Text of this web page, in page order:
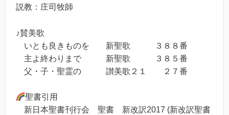
説教：庄司牧師
♪賛美歌
いとも良きものを 新聖歌 ３８８番
主よ終わりまで 新聖歌 ３８５番
父・子・聖霊の 讃美歌２１ ２７番
聖書引用
新日本聖書刊行会 聖書 新改訳2017 (新改訳聖書